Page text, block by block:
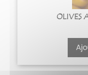
OLIVES